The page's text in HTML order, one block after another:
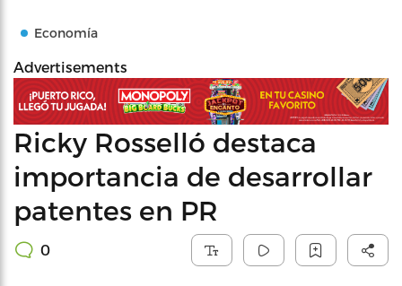
Economía
Advertisements
Ricky Rosselló destaca
importancia de desarrollar
patentes en PR
0